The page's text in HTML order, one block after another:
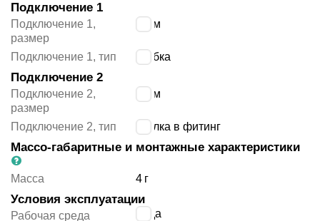
Подключение 1
Подключение 1,
размер
6 мм
Подключение 1, тип трубка
Подключение 2
Подключение 2,
размер
8 мм
Подключение 2, тип втулка в фитинг
Массо-габаритные и монтажные характеристики
Масса 4 г
Условия эксплуатации
Рабочая среда
вода